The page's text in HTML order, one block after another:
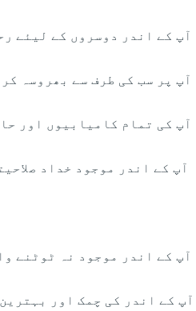
آپ کے اندر دوسروں کے لیئے
آپ پر سب کی طرف سے بھروسہ
آپ کی تمام کامیابیوں اور
آپ کے اندر موجود خداد
آپ کے اندر موجود نہ ٹوٹنے
آپ کے اندر کی چمک اور